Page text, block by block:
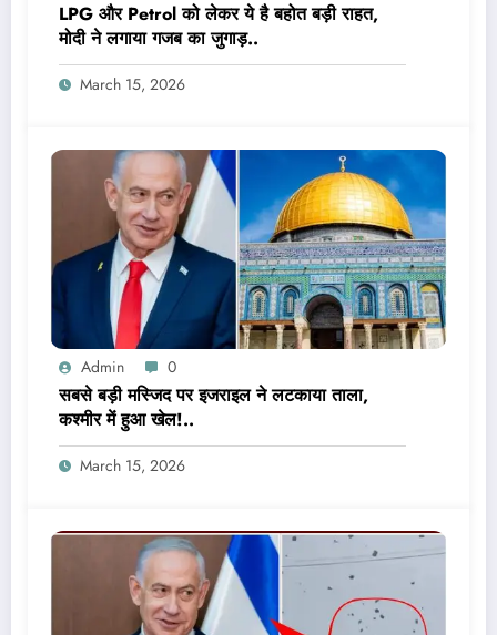
LPG और Petrol को लेकर ये है बहोत बड़ी राहत,
मोदी ने लगाया गजब का जुगाड़..
March 15, 2026
Admin 0
सबसे बड़ी मस्जिद पर इजराइल ने लटकाया ताला,
कश्मीर में हुआ खेल!..
March 15, 2026